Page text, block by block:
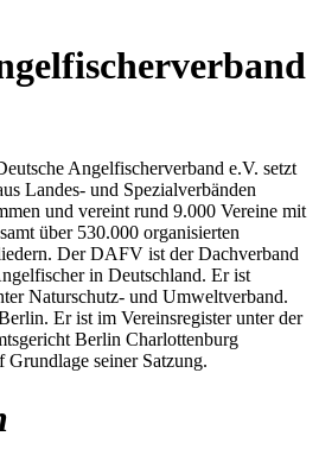
Angelfischerverband e.V. setzt
Landes- und Spezialverbänden
und vereint rund 9.000 Vereine mit
über 530.000 organisierten
Der DAFV ist der Dachverband
in Deutschland. Er ist
Naturschutz- und Umweltverband.
Er ist im Vereinsregister unter der
Berlin Charlottenburg
Grundlage seiner Satzung.